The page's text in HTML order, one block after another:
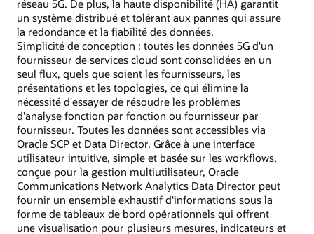
réseau 5G. De plus, la haute disponibilité (HA) garantit
un système distribué et tolérant aux pannes qui assure
la redondance et la fiabilité des données.
Simplicité de conception : toutes les données 5G d'un
fournisseur de services cloud sont consolidées en un
seul flux, quels que soient les fournisseurs, les
présentations et les topologies, ce qui élimine la
nécessité d'essayer de résoudre les problèmes
d'analyse fonction par fonction ou fournisseur par
fournisseur. Toutes les données sont accessibles via
Oracle SCP et Data Director. Grâce à une interface
utilisateur intuitive, simple et basée sur les workflows,
conçue pour la gestion multiutilisateur, Oracle
Communications Network Analytics Data Director peut
fournir un ensemble exhaustif d'informations sous la
forme de tableaux de bord opérationnels qui offrent
une visualisation pour plusieurs mesures, indicateurs et